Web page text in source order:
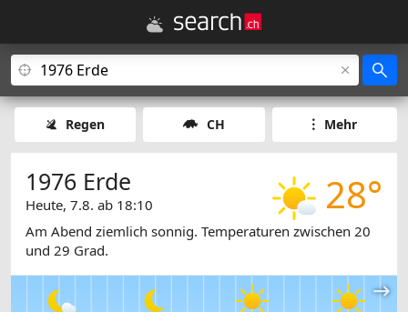
Regen CH Mehr
28°
1976 Erde
Heute, 7.8. ab 18:10
Am Abend ziemlich sonnig. Temperaturen zwischen 20
und 29 Grad.